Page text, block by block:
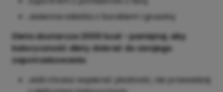
Jesienna sałatka z burakiem i gruszką
Dieta dostarcza 2000 kcal - pamiętaj, aby
kaloryczność diety dobrać do swojego
zapotrzebowania.
Jeśli chcesz wspierać płodność, nie przesadzaj